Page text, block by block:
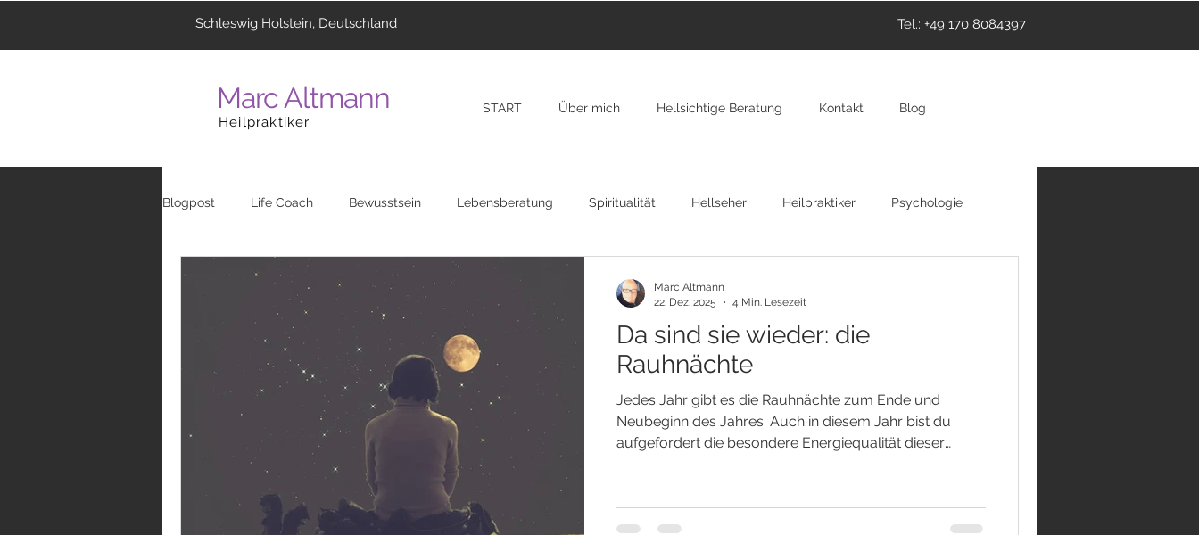
Schleswig Holstein, Deutschland Tel.: +49 170 8084397
Marc Altmann
Heilpraktiker
START Über mich Hellsichtige Beratung Kontakt Blog
Blogpost Life Coach Bewusstsein Lebensberatung Spiritualität Hellseher Heilpraktiker Psychologie
Menschen Transformation
Heilzentrum Religion
Da sind sie wieder: die
Rauhnächte
Jedes Jahr gibt es die Rauhnächte zum Ende und
Neubeginn des Jahres. Auch in diesem Jahr bist du
aufgefordert die besondere Energiequalität dieser
Rauhnächte sind es insgesamt. Sie beginnen am 25.
Dezember und enden am 6. Januar. Die Zwölf ergeben
Marc Altmann
22. Dez. 2025
4 Min. Lesezeit